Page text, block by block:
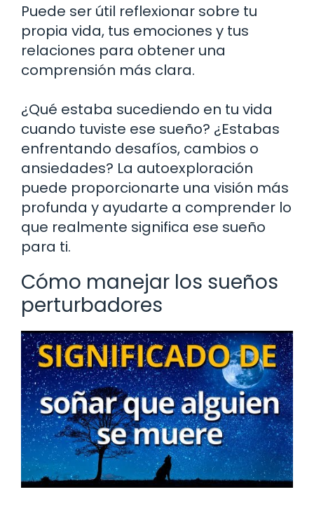
Puede ser útil reflexionar sobre tu
propia vida, tus emociones y tus
relaciones para obtener una
comprensión más clara.
¿Qué estaba sucediendo en tu vida
cuando tuviste ese sueño? ¿Estabas
enfrentando desafíos, cambios o
ansiedades? La autoexploración
puede proporcionarte una visión más
profunda y ayudarte a comprender lo
que realmente significa ese sueño
para ti.
Cómo manejar los sueños
perturbadores